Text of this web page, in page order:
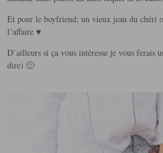
Et pour le boyfriend; un vieux jean du chéri
l’affaire ♥
D’ailleurs si ça vous intéresse je vous ferais
dire) 🙂